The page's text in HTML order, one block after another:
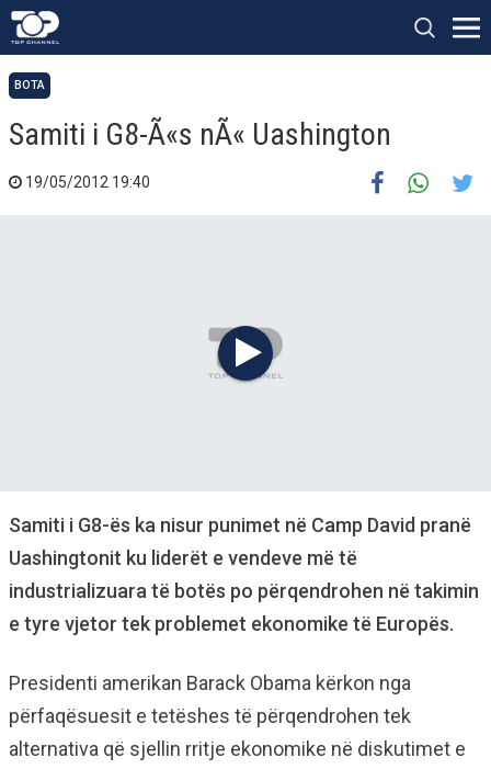
BOTA
Samiti i G8-Ã«s nÃ« Uashington
19/05/2012 19:40
Samiti i G8-ës ka nisur punimet në Camp David pranë
Uashingtonit ku liderët e vendeve më të
industrializuara të botës po përqendrohen në takimin
e tyre vjetor tek problemet ekonomike të Europës.
Presidenti amerikan Barack Obama kërkon nga
përfaqësuesit e tetëshes të përqendrohen tek
alternativa që sjellin rritje ekonomike në diskutimet e